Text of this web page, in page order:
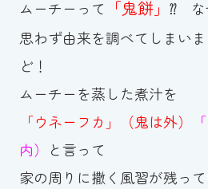
Tel.098-
メールでお問
体験申し込
ムーチーって
「鬼餅」 ⁇ な
思わず由来を調べてしま
ど！
ムーチーを蒸した煮汁を
「ウネーフカ」（鬼は外）
内）
と言って
家の周りに撒く風習が残っ